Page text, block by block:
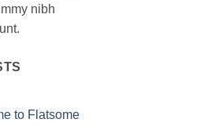
nibh
to Flatsome